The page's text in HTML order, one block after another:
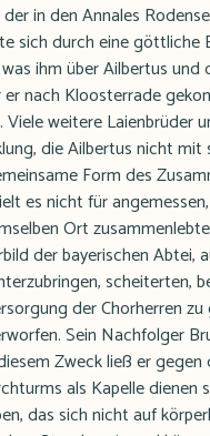
in den Annales
sich durch eine göttliche
ihm über Ailbertus und
nach Kloosterrade
weitere Laienbrüder
die Ailbertus nicht mit
Form des
es nicht für
Ort
der bayerischen Abtei,
scheiterten,
der Chorherren
Sein Nachfolger
Zweck ließ er
als Kapelle dienen
das sich nicht auf